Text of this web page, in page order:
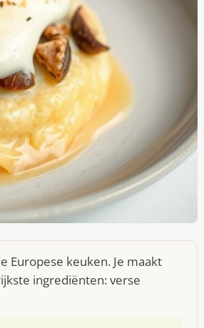
Europese keuken. Je maakt
ingrediënten: verse